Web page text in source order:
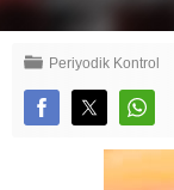
Periyodik Kontrol